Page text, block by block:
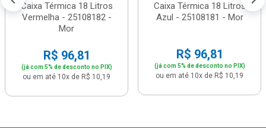
Caixa Térmica 18 Litros
Vermelha - 25108182 -
Mor
R$ 96,81
(já com 5% de desconto no PIX)
ou em até 10x de R$ 10,19
Caixa Térmica 18 Litros
Azul - 25108181 - Mor
R$ 96,81
(já com 5% de desconto no PIX)
ou em até 10x de R$ 10,19